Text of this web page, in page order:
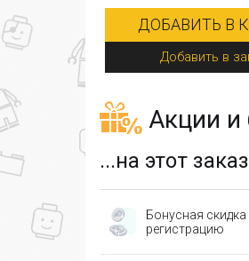
ДОБАВИТЬ В
Добавить в
Акции и
...на этот заказ
Бонусная скидка
регистрацию